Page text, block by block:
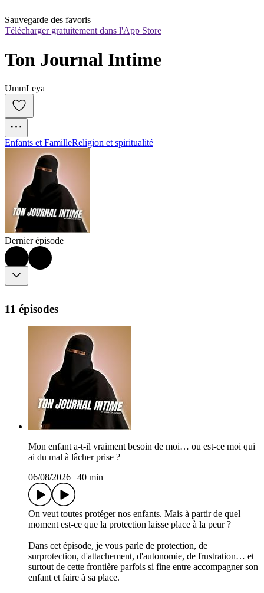
Sauvegarde des favoris
Télécharger gratuitement dans l'App Store
Ton Journal Intime
UmmLeya
Enfants et FamilleReligion et spiritualité
Dernier épisode
11 épisodes
Mon enfant a-t-il vraiment besoin de moi… ou est-ce moi qui
ai du mal à lâcher prise ?
06/08/2026
40 min
On veut toutes protéger nos enfants. Mais à partir de quel
moment est-ce que la protection laisse place à la peur ?
Dans cet épisode, je vous parle de protection, de
surprotection, d'attachement, d'autonomie, de frustration… et
surtout de cette frontière parfois si fine entre accompagner son
enfant et faire à sa place.